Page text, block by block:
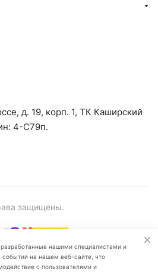
д. 19, корп. 1, ТК Каширский
4-C79п.
защищены.
нашими специалистами и
событий на нашем веб-сайте, что
с пользователями и